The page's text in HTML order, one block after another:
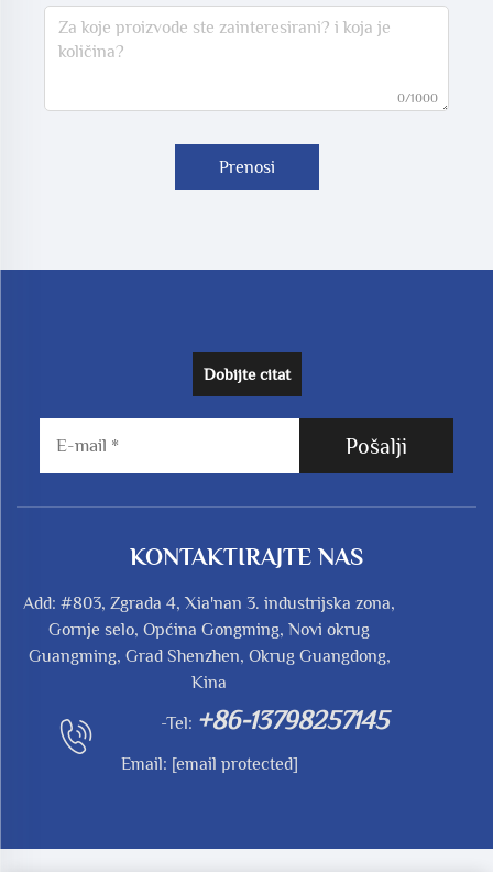
0/1000
Prenosi
Dobijte citat
Pošalji
KONTAKTIRAJTE NAS
Add: #803, Zgrada 4, Xia'nan 3. industrijska zona,
Gornje selo, Općina Gongming, Novi okrug
Guangming, Grad Shenzhen, Okrug Guangdong,
Kina
-Tel: +86-13798257145
Email: [email protected]